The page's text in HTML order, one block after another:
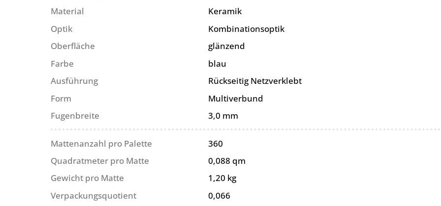
Material
Keramik
Optik
Kombinationsoptik
Oberfläche
glänzend
Farbe
blau
Ausführung
Rückseitig Netzverklebt
Form
Multiverbund
Fugenbreite
3,0 mm
Mattenanzahl pro Palette
360
Quadratmeter pro Matte
0,088 qm
Gewicht pro Matte
1,20 kg
Verpackungsquotient
0,066